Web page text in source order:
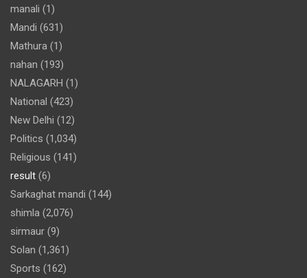
manali (1)
Mandi (631)
Mathura (1)
nahan (193)
NALAGARH (1)
National (423)
New Delhi (12)
Politics (1,034)
Religious (141)
result (6)
Sarkaghat mandi (144)
shimla (2,076)
sirmaur (9)
Solan (1,361)
Sports (162)